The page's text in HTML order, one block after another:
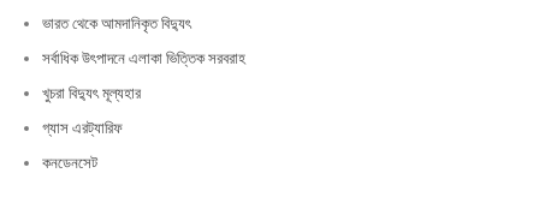
ভারত থেকে আমদানিকৃত বিদ্যুৎ
সর্বাধিক উৎপাদনে এলাকা ভিত্তিক সরবরাহ
খুচরা বিদ্যুৎ মূল্যহার
গ্যাস এরট্যারিফ
কনডেনসেট